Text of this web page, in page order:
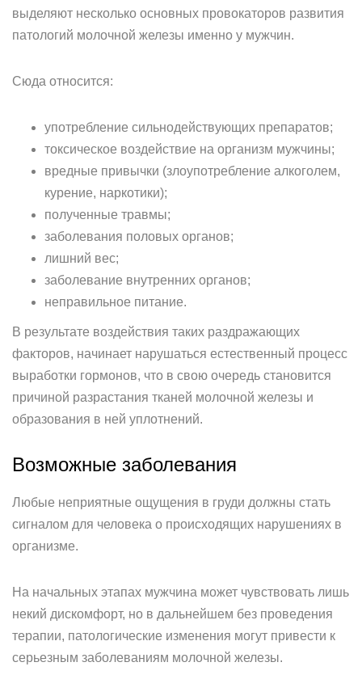
выделяют несколько основных провокаторов развития
патологий молочной железы именно у мужчин.
Сюда относится:
употребление сильнодействующих препаратов;
токсическое воздействие на организм мужчины;
вредные привычки (злоупотребление алкоголем,
курение, наркотики);
полученные травмы;
заболевания половых органов;
лишний вес;
заболевание внутренних органов;
неправильное питание.
В результате воздействия таких раздражающих
факторов, начинает нарушаться естественный процесс
выработки гормонов, что в свою очередь становится
причиной разрастания тканей молочной железы и
образования в ней уплотнений.
Возможные заболевания
Любые неприятные ощущения в груди должны стать
сигналом для человека о происходящих нарушениях в
организме.
На начальных этапах мужчина может чувствовать лишь
некий дискомфорт, но в дальнейшем без проведения
терапии, патологические изменения могут привести к
серьезным заболеваниям молочной железы.